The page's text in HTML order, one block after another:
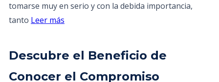
tomarse muy en serio y con la debida importancia,
tanto Leer más
Descubre el Beneficio de
Conocer el Compromiso